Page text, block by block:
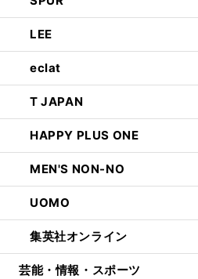
LEE
eclat
T JAPAN
HAPPY PLUS ONE
MEN'S NON-NO
UOMO
集英社オンライン
芸能・情報・スポーツ